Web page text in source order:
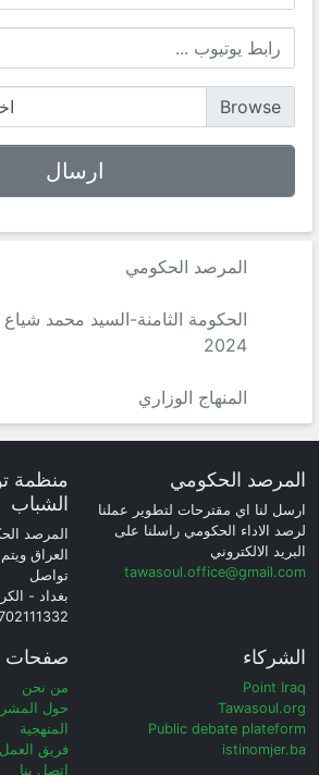
المرصد الحكومي
2024
المنهاج الوزاري
المرصد الحكومي
ارسل لنا اي مقترحات لتطوير عملنا
لرصد الاداء الحكومي راسلنا على
البريد الالكتروني
tawasoul.office@gmail.com
منظمة
الشباب
المرصد
العراق
تواصل
بغداد -
الشركاء
Point Iraq
Tawasoul.org
Public debate plateform
istinomjer.ba
صفحات
من نحن
حول
المنهجية
فريق العمل
اتصل بنا